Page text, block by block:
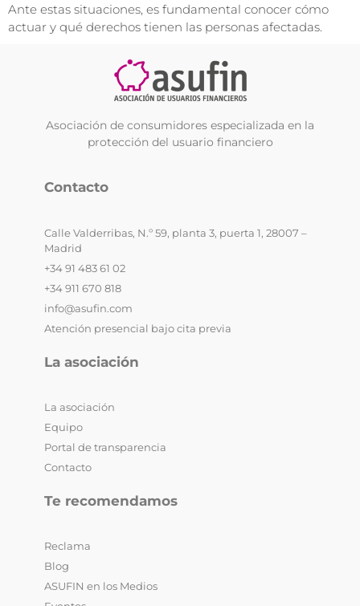
Ante estas situaciones, es fundamental conocer cómo
actuar y qué derechos tienen las personas afectadas.
Asociación de consumidores especializada en la
protección del usuario financiero
Contacto
Calle Valderribas, N.º 59, planta 3, puerta 1, 28007 –
Madrid
+34 91 483 61 02
+34 911 670 818
info@asufin.com
Atención presencial bajo cita previa
La asociación
La asociación
Equipo
Portal de transparencia
Contacto
Te recomendamos
Reclama
Blog
ASUFIN en los Medios